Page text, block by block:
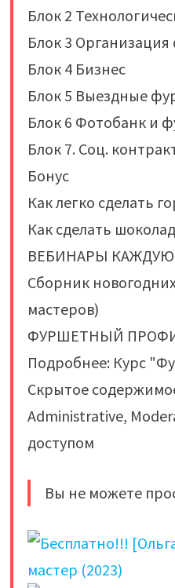
Блок 2
Блок 3
Блок 4 Бизнес
Блок 5 Выездные
Блок 6 Фотобанк и
Блок 7. Соц.
Бонус
Как легко сделать
Как сделать
ВЕБИНАРЫ
Сборник
мастеров)
ФУРШЕТНЫЙ
Подробнее: Курс
Скрытое
Administrative,
доступом
Вы не можете